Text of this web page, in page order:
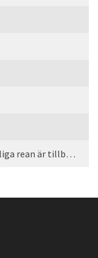
Games Made in Sweden 2026 – Den årliga rean är tillbaka